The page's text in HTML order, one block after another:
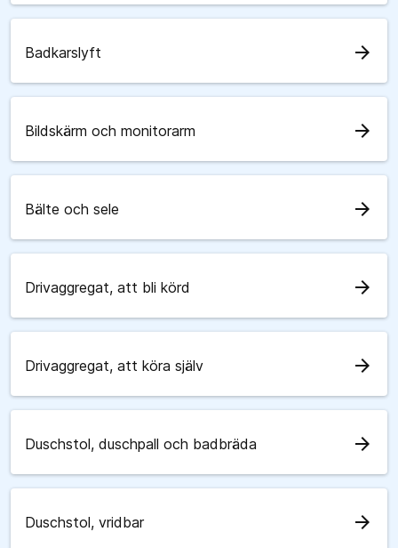
Badkarslyft arrow_forward
Bildskärm och monitorarm arrow_forward
Bälte och sele arrow_forward
Drivaggregat, att bli körd arrow_forward
Drivaggregat, att köra själv arrow_forward
Duschstol, duschpall och badbräda arrow_forward
Duschstol, vridbar arrow_forward